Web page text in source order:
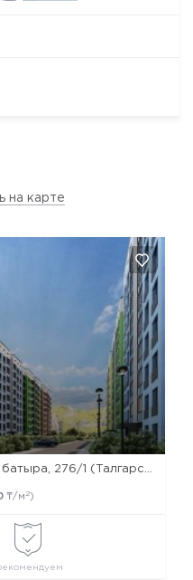
на карте
₸/м 2)